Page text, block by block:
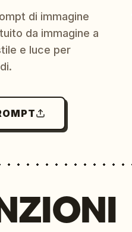
di immagine
da immagine a
e luce per